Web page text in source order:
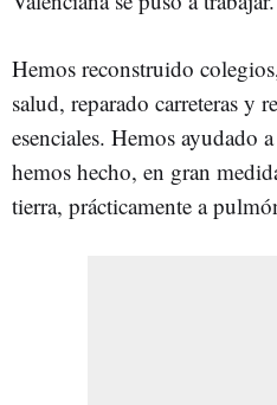
Hemos reconstruido
salud, reparado carreteras y
esenciales. Hemos ayudado
hemos hecho, en gran
tierra, prácticamente a